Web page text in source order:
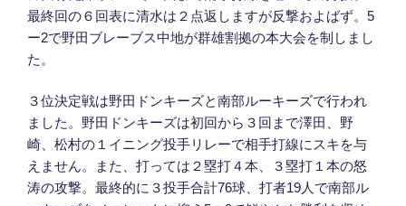
最終回の６回表に清水は２点返しますが反撃およばず。5
ー2で野田ブレーブス中地が群雄割拠の本大会を制しまし
た。
３位決定戦は野田ドンキーズと南部ルーキーズで行われ
ました。野田ドンキーズは初回から３回まで澤田、野
崎、松村の１イニング投手リレーで相手打線にスキを与
えません。また、打っては２塁打４本、３塁打１本の怒
涛の攻撃。最終的に３投手合計76球、打者19人で南部ル